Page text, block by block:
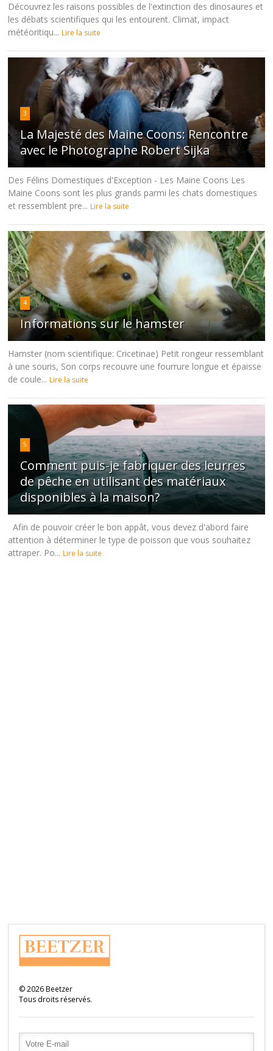
Découvrez les raisons possibles de l'extinction des dinosaures et
les débats scientifiques qui les entourent. Climat, impact
météoritiqu... Lire la suite
3
La Majesté des Maine Coons: Rencontre
avec le Photographe Robert Sijka
Des Félins Domestiques d'Exception - Les Maine Coons Les
Maine Coons sont les plus grands parmi les chats domestiques
et ressemblent pre... Lire la suite
4
Informations sur le hamster
Hamster (nom scientifique: Cricetinae) Petit rongeur ressemblant
à une souris, Son corps recouvre une fourrure longue et épaisse
de coule... Lire la suite
5
Comment puis-je fabriquer des leurres
de pêche en utilisant des matériaux
disponibles à la maison?
Afin de pouvoir créer le bon appât, vous devez d'abord faire
attention à déterminer le type de poisson que vous souhaitez
attraper. Po... Lire la suite
©2026Beetzer
Tous droits réservés.